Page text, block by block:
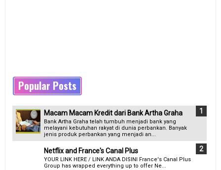
Popular Posts
Macam Macam Kredit dari Bank Artha Graha
Bank Artha Graha telah tumbuh menjadi bank yang
melayani kebutuhan rakyat di dunia perbankan. Banyak
jenis produk perbankan yang menjadi an...
Netflix and France's Canal Plus
YOUR LINK HERE / LINK ANDA DISINI France's Canal Plus
Group has wrapped everything up to offer Ne...